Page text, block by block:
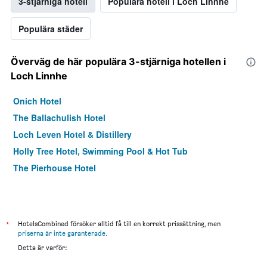
Populära städer
Överväg de här populära 3-stjärniga hotellen i
Loch Linnhe
Onich Hotel
The Ballachulish Hotel
Loch Leven Hotel & Distillery
Holly Tree Hotel, Swimming Pool & Hot Tub
The Pierhouse Hotel
*
HotelsCombined försöker alltid få till en korrekt prissättning, men
priserna är inte garanterade.
Detta är varför: